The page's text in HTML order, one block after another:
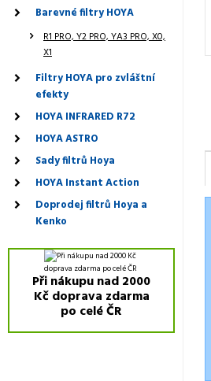
Barevné filtry HOYA
R1 PRO, Y2 PRO, YA3 PRO, X0,
X1
Filtry HOYA pro zvláštní
efekty
HOYA INFRARED R72
HOYA ASTRO
Sady filtrů Hoya
HOYA Instant Action
Doprodej filtrů Hoya a
Kenko
Při nákupu nad 2000
Kč doprava zdarma
po celé ČR